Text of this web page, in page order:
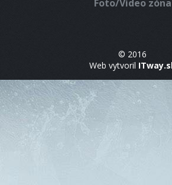
Foto/Video zóna
© 2016
Web vytvoril